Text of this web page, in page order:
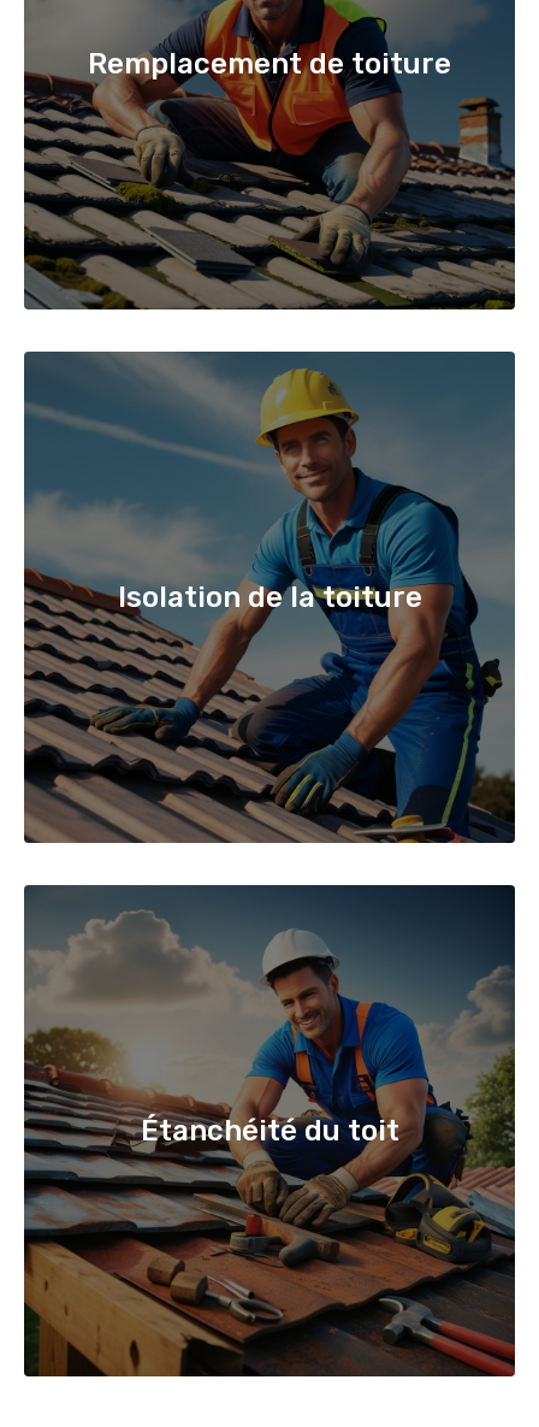
Remplacement de toiture
Isolation de la toiture
Étanchéité du toit